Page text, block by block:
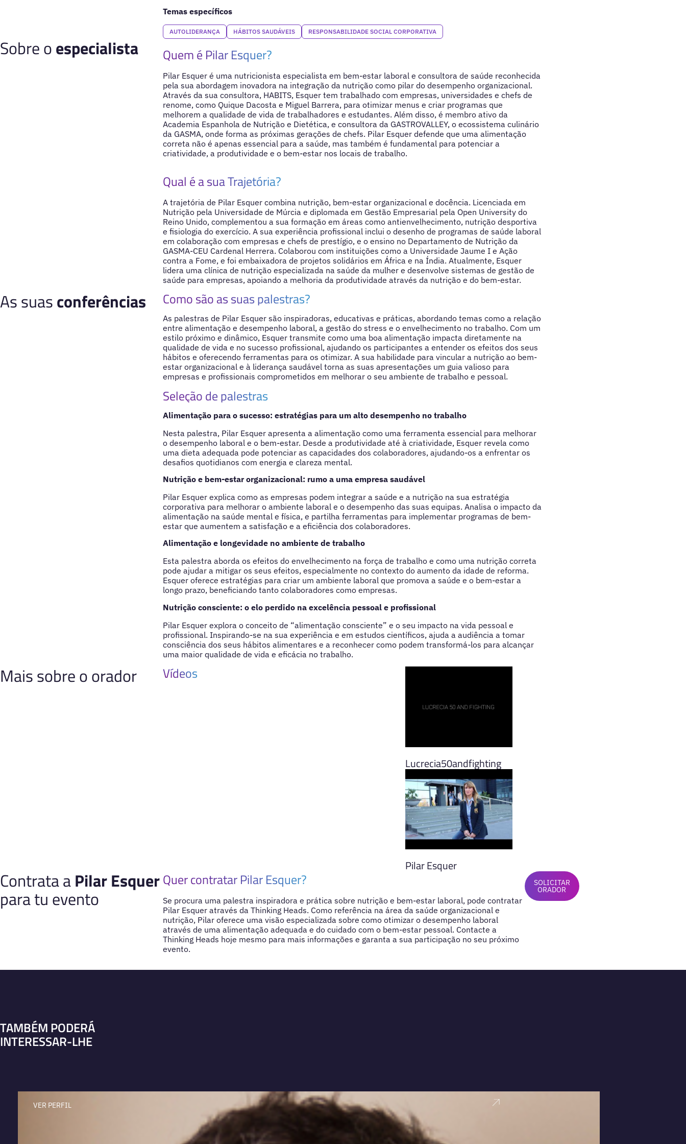
Temas específicos
AUTOLIDERANÇA HÁBITOS SAUDÁVEIS RESPONSABILIDADE SOCIAL CORPORATIVA
Sobre oespecialista Quem é Pilar Esquer?
Pilar Esquer é uma nutricionista especialista em bem-estar laboral e consultora de saúde reconhecida
pela sua abordagem inovadora na integração da nutrição como pilar do desempenho organizacional.
Através da sua consultora, HABITS, Esquer tem trabalhado com empresas, universidades e chefs de
renome, como Quique Dacosta e Miguel Barrera, para otimizar menus e criar programas que
melhorem a qualidade de vida de trabalhadores e estudantes. Além disso, é membro ativo da
Academia Espanhola de Nutrição e Dietética, e consultora da GASTROVALLEY, o ecossistema culinário
da GASMA, onde forma as próximas gerações de chefs. Pilar Esquer defende que uma alimentação
correta não é apenas essencial para a saúde, mas também é fundamental para potenciar a
criatividade, a produtividade e o bem-estar nos locais de trabalho.
Qual é a sua Trajetória?
A trajetória de Pilar Esquer combina nutrição, bem-estar organizacional e docência. Licenciada em
Nutrição pela Universidade de Múrcia e diplomada em Gestão Empresarial pela Open University do
Reino Unido, complementou a sua formação em áreas como antienvelhecimento, nutrição desportiva
e fisiologia do exercício. A sua experiência profissional inclui o desenho de programas de saúde laboral
em colaboração com empresas e chefs de prestígio, e o ensino no Departamento de Nutrição da
GASMA-CEU Cardenal Herrera. Colaborou com instituições como a Universidade Jaume I e Ação
contra a Fome, e foi embaixadora de projetos solidários em África e na Índia. Atualmente, Esquer
lidera uma clínica de nutrição especializada na saúde da mulher e desenvolve sistemas de gestão de
saúde para empresas, apoiando a melhoria da produtividade através da nutrição e do bem-estar.
As suasconferências Como são as suas palestras?
As palestras de Pilar Esquer são inspiradoras, educativas e práticas, abordando temas como a relação
entre alimentação e desempenho laboral, a gestão do stress e o envelhecimento no trabalho. Com um
estilo próximo e dinâmico, Esquer transmite como uma boa alimentação impacta diretamente na
qualidade de vida e no sucesso profissional, ajudando os participantes a entender os efeitos dos seus
hábitos e oferecendo ferramentas para os otimizar. A sua habilidade para vincular a nutrição ao bem-
estar organizacional e à liderança saudável torna as suas apresentações um guia valioso para
empresas e profissionais comprometidos em melhorar o seu ambiente de trabalho e pessoal.
Seleção de palestras
Alimentação para o sucesso: estratégias para um alto desempenho no trabalho
Nesta palestra, Pilar Esquer apresenta a alimentação como uma ferramenta essencial para melhorar
o desempenho laboral e o bem-estar. Desde a produtividade até à criatividade, Esquer revela como
uma dieta adequada pode potenciar as capacidades dos colaboradores, ajudando-os a enfrentar os
desafios quotidianos com energia e clareza mental.
Nutrição e bem-estar organizacional: rumo a uma empresa saudável
Pilar Esquer explica como as empresas podem integrar a saúde e a nutrição na sua estratégia
corporativa para melhorar o ambiente laboral e o desempenho das suas equipas. Analisa o impacto da
alimentação na saúde mental e física, e partilha ferramentas para implementar programas de bem-
estar que aumentem a satisfação e a eficiência dos colaboradores.
Alimentação e longevidade no ambiente de trabalho
Esta palestra aborda os efeitos do envelhecimento na força de trabalho e como uma nutrição correta
pode ajudar a mitigar os seus efeitos, especialmente no contexto do aumento da idade de reforma.
Esquer oferece estratégias para criar um ambiente laboral que promova a saúde e o bem-estar a
longo prazo, beneficiando tanto colaboradores como empresas.
Nutrição consciente: o elo perdido na excelência pessoal e profissional
Pilar Esquer explora o conceito de “alimentação consciente” e o seu impacto na vida pessoal e
profissional. Inspirando-se na sua experiência e em estudos científicos, ajuda a audiência a tomar
consciência dos seus hábitos alimentares e a reconhecer como podem transformá-los para alcançar
uma maior qualidade de vida e eficácia no trabalho.
Mais sobre o orador Vídeos
Lucrecia50andfighting
Pilar Esquer
Contrata aPilar Esquer
para tu evento
Quer contratar Pilar Esquer?
Se procura uma palestra inspiradora e prática sobre nutrição e bem-estar laboral, pode contratar
Pilar Esquer através da Thinking Heads. Como referência na área da saúde organizacional e
nutrição, Pilar oferece uma visão especializada sobre como otimizar o desempenho laboral
através de uma alimentação adequada e do cuidado com o bem-estar pessoal. Contacte a
Thinking Heads hoje mesmo para mais informações e garanta a sua participação no seu próximo
evento.
SOLICITAR
ORADOR
TAMBÉM PODERÁ
INTERESSAR-LHE
VER PERFIL